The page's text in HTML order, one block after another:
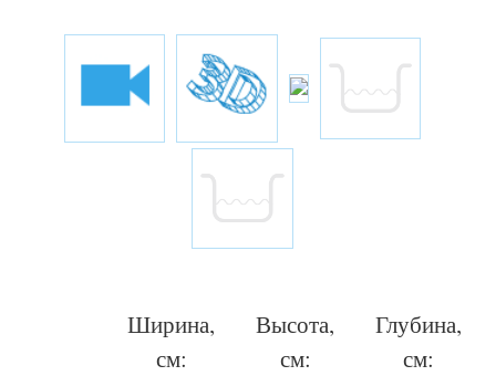
Ширина,
см:
Высота,
см:
Глубина,
см: